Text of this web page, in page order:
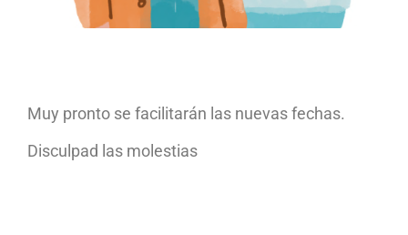
Muy pronto se facilitarán las nuevas fechas.
Disculpad las molestias